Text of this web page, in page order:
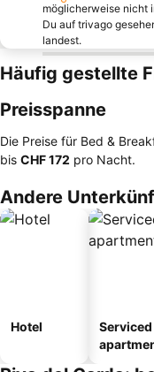
möglicherweise nicht
Du auf trivago
landest.
Häufig gestellte
Preisspanne
Die Preise für Bed &
bis ‎CHF 172 pro Nacht.
Andere
Hotel
Serviced